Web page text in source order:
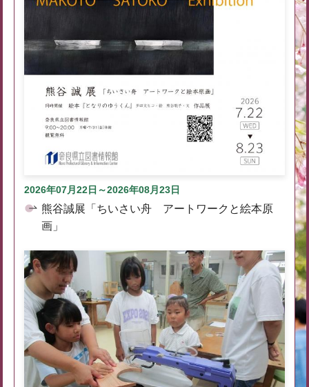
2026年07月22日～2026年08月23日
熊谷誠展「ちいさい舟 アートワークと絵本原
画」